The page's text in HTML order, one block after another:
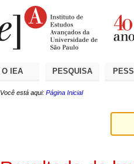
O IEA PESQUISA
Você está aqui: Página Inicial